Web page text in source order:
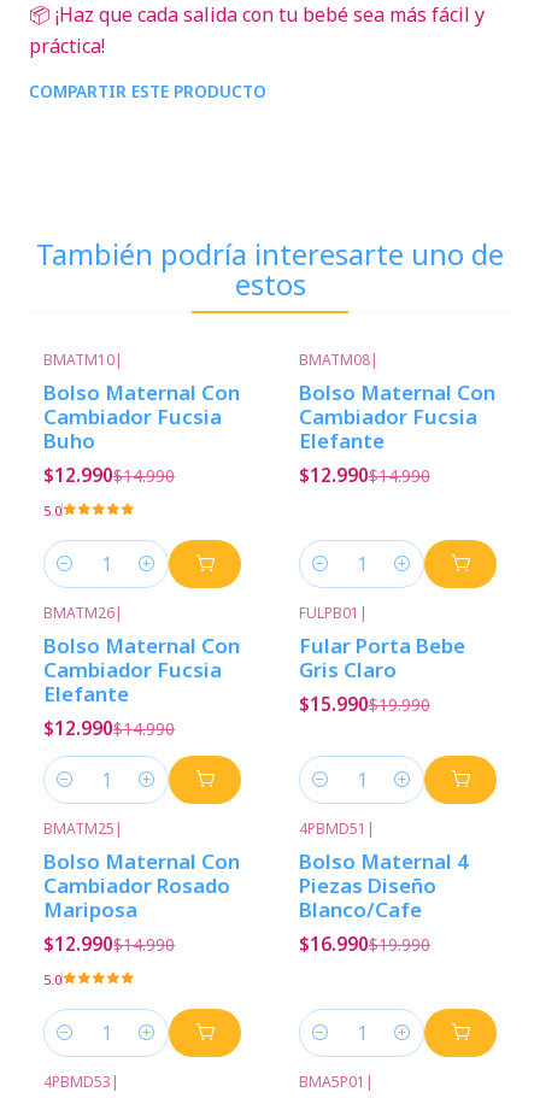
📦 ¡Haz que cada salida con tu bebé sea más fácil y
práctica!
COMPARTIR ESTE PRODUCTO
También podría interesarte uno de
estos
BMATM10|
Bolso Maternal Con
Cambiador Fucsia
Buho
$12.990$14.990
5.0
Cantidad
BMATM08|
Bolso Maternal Con
Cambiador Fucsia
Elefante
$12.990$14.990
Cantidad
BMATM26|
Bolso Maternal Con
Cambiador Fucsia
Elefante
$12.990$14.990
Cantidad
FULPB01 |
Fular Porta Bebe
Gris Claro
$15.990$19.990
Cantidad
BMATM25 |
Bolso Maternal Con
Cambiador Rosado
Mariposa
$12.990$14.990
5.0
Cantidad
4PBMD51 |
Bolso Maternal 4
Piezas Diseño
Blanco/Cafe
$16.990$19.990
Cantidad
4PBMD53 | BMA5P01 |